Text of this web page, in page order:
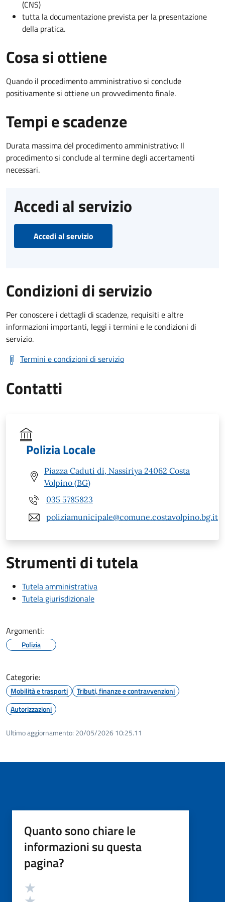
(CNS)
tutta la documentazione prevista per la presentazione
della pratica.
Cosa si ottiene
Quando il procedimento amministrativo si conclude
positivamente si ottiene un provvedimento finale.
Tempi e scadenze
Durata massima del procedimento amministrativo: Il
procedimento si conclude al termine degli accertamenti
necessari.
Accedi al servizio
Accedi al servizio
Condizioni di servizio
Per conoscere i dettagli di scadenze, requisiti e altre
informazioni importanti, leggi i termini e le condizioni di
servizio.
Termini e condizioni di servizio
Contatti
Polizia Locale
Piazza Caduti di, Nassiriya 24062 Costa
Volpino (BG)
035 5785823
poliziamunicipale@comune.costavolpino.bg.it
Strumenti di tutela
Tutela amministrativa
Tutela giurisdizionale
Argomenti:
Polizia
Categorie:
Mobilità e trasporti
Tributi, finanze e contravvenzioni
Autorizzazioni
Ultimo aggiornamento: 20/05/2026 10:25.11
Quanto sono chiare le
informazioni su questa
pagina?
Valutazione